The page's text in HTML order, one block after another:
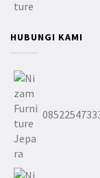
HUBUNGI KAMI